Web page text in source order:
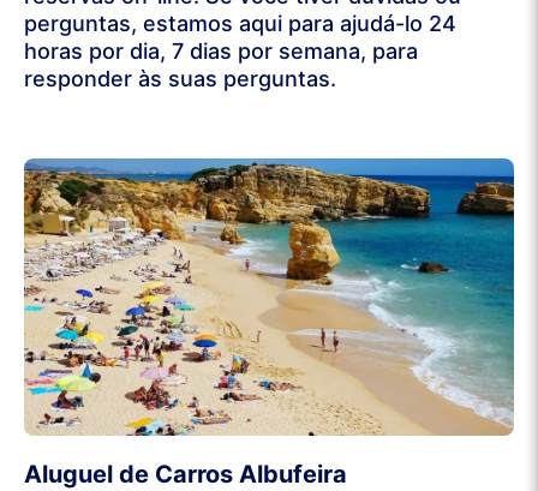
perguntas, estamos aqui para ajudá-lo 24
horas por dia, 7 dias por semana, para
responder às suas perguntas.
Aluguel de Carros Albufeira